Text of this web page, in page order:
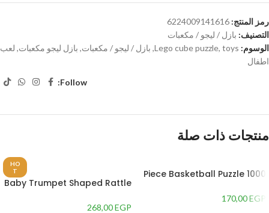
رمز المنتج: 6224009141616
التصنيف: بازل / ليجو / مكعبات
الوسوم:
Lego cube puzzle, toys
, بازل / ليجو / مكعبات, بازل ليجو مكعبات, لعب
اطفال
Follow:
منتجات ذات صلة
1000 Piece Basketball Puzzle
170,00EGP
HO
T
Baby Trumpet Shaped Rattle
Skills
268,00EGP